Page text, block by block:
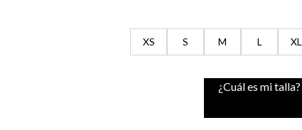
XS S M L XL
¿Cuál es mi talla?